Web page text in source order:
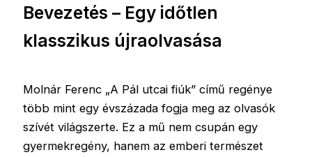
Bevezetés – Egy időtlen
klasszikus újraolvasása
Molnár Ferenc „A Pál utcai fiúk” című regénye
több mint egy évszázada fogja meg az olvasók
szívét világszerte. Ez a mű nem csupán egy
gyermekregény, hanem az emberi természet